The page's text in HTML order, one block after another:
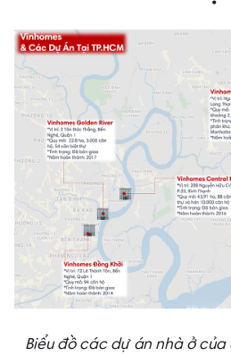
Biểu đồ các dự án nhà ở của